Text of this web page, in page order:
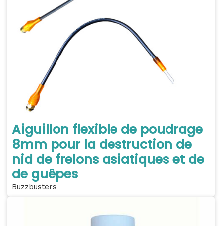
Aiguillon flexible de poudrage
8mm pour la destruction de
nid de frelons asiatiques et de
de guêpes
Buzzbusters